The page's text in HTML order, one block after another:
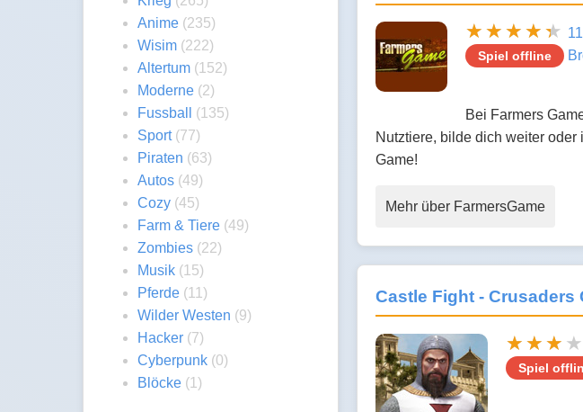
Anime (235)
Wisim (222)
Altertum (152)
Moderne (2)
Fussball
(135)
Sport(77)
Piraten (63)
Autos (49)
Cozy (45)
Farm & Tiere (49)
Zombies (22)
Musik (15)
Pferde (11)
Wilder Westen (9)
Hacker (7)
Cyberpunk (0)
Blöcke (1)
Spiel offline
Bei Farmers
Nutztiere, bilde dich weiter
Game!
Mehr über FarmersGame
Castle Fight - Crusaders
Spiel